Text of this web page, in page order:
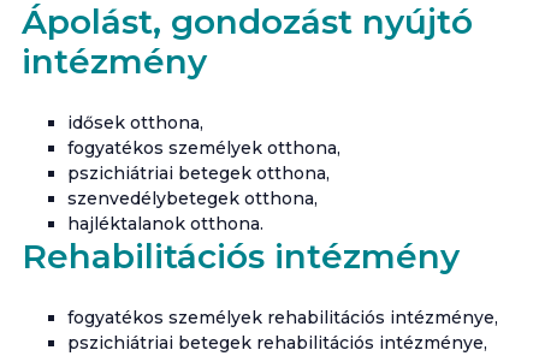
Ápolást, gondozást nyújtó
intézmény
idősek otthona,
fogyatékos személyek otthona,
pszichiátriai betegek otthona,
szenvedélybetegek otthona,
hajléktalanok otthona.
Rehabilitációs intézmény
fogyatékos személyek rehabilitációs intézménye,
pszichiátriai betegek rehabilitációs intézménye,